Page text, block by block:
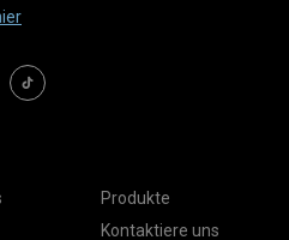
Produkte
Kontaktiere uns